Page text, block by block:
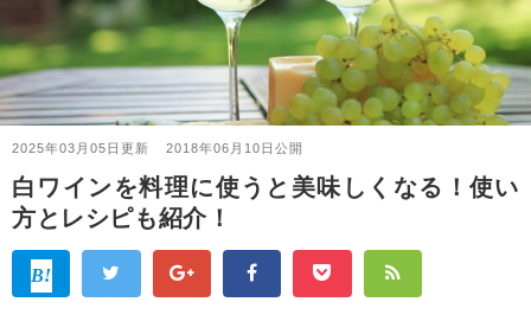
2025年03月05日更新 2018年06月10日公開
白ワインを料理に使うと美味しくなる！使い
方とレシピも紹介！